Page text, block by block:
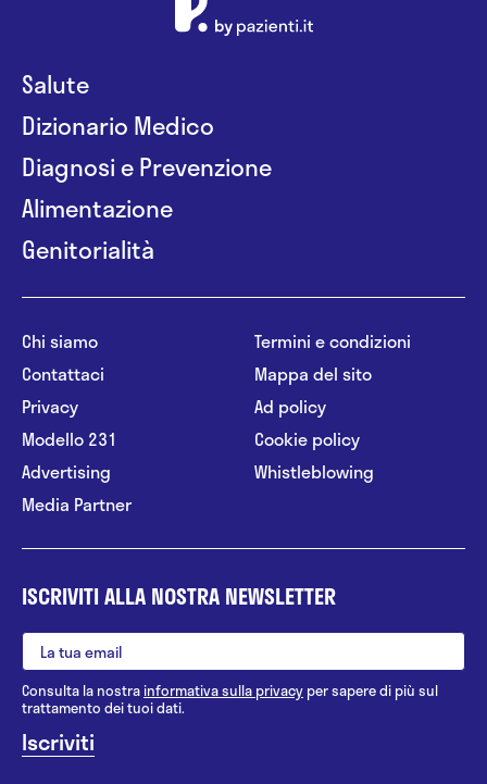
Salute
Dizionario Medico
Diagnosi e Prevenzione
Alimentazione
Genitorialità
Chi siamo
Contattaci
Privacy
Modello 231
Advertising
Media Partner
Termini e condizioni
Mappa del sito
Ad policy
Cookie policy
Whistleblowing
ISCRIVITI ALLA NOSTRA NEWSLETTER
Consulta la nostrainformativa sulla privacy per sapere di più sul
trattamento dei tuoi dati.